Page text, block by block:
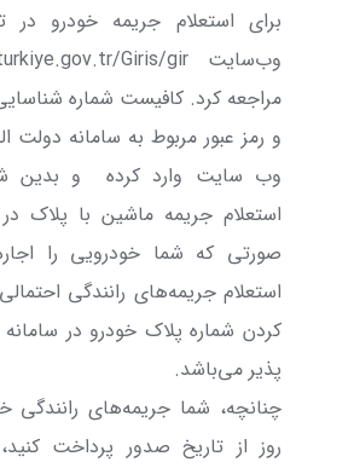
برای استعلام جریمه خودرو در
وب‌سایت Giris/gir
مراجعه کرد. کافیست شماره
و رمز عبور مربوط به سامانه دولت
وب سایت وارد کرده
و بدین
استعلام جریمه ماشین با پلاک
صورتی که شما خودرویی را
استعلام جریمه‌های رانندگی
کردن شماره پلاک خودرو در سامانه
پذیر می‌باشد.